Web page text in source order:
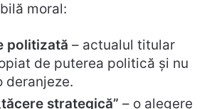
moral:
politizată – actualul titular
de puterea politică și nu
deranjeze.
strategică” – o alegere